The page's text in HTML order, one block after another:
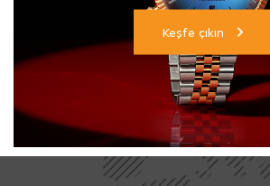
Keşfe çıkın